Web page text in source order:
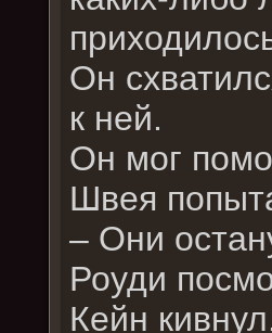
Он
к ней.
Он мог
Швея
– Они
Роуди
Кейн